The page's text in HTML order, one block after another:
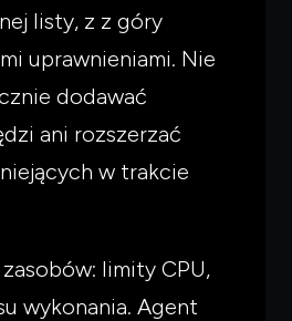
listy, z z góry
uprawnieniami. Nie
dodawać
ani rozszerzać
w trakcie
limity CPU,
wykonania. Agent